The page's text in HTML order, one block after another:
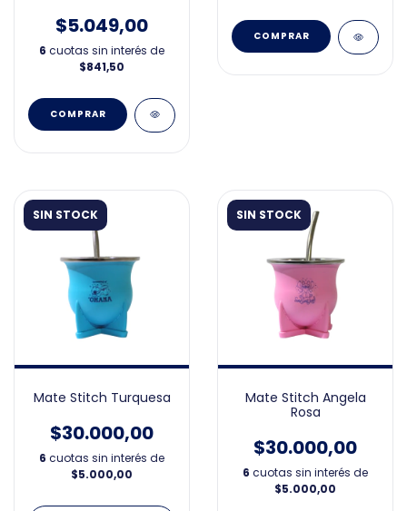
$5.049,00
6 cuotas sin interés de
$841,50
SIN STOCK
Mate Stitch Turquesa
$30.000,00
6 cuotas sin interés de
$5.000,00
SIN STOCK
Mate Stitch Angela
Rosa
$30.000,00
6 cuotas sin interés de
$5.000,00